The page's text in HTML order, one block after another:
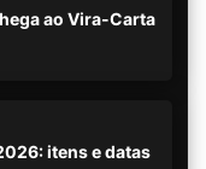
ao Vira-Carta
itens e datas